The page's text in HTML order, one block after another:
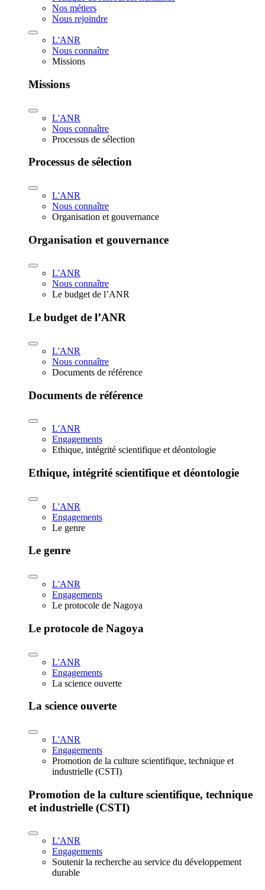
Nos métiers
Nous rejoindre
L'ANR
Nous connaître
Missions
Missions
L'ANR
Nous connaître
Processus de sélection
Processus de sélection
L'ANR
Nous connaître
Organisation et gouvernance
Organisation et gouvernance
L'ANR
Nous connaître
Le budget de l’ANR
Le budget de l’ANR
L'ANR
Nous connaître
Documents de référence
Documents de référence
L'ANR
Engagements
Ethique, intégrité scientifique et déontologie
Ethique, intégrité scientifique et déontologie
L'ANR
Engagements
Le genre
Le genre
L'ANR
Engagements
Le protocole de Nagoya
Le protocole de Nagoya
L'ANR
Engagements
La science ouverte
La science ouverte
L'ANR
Engagements
Promotion de la culture scientifique, technique et
industrielle (CSTI)
Promotion de la culture scientifique, technique
et industrielle (CSTI)
L'ANR
Engagements
Soutenir la recherche au service du développement
durable